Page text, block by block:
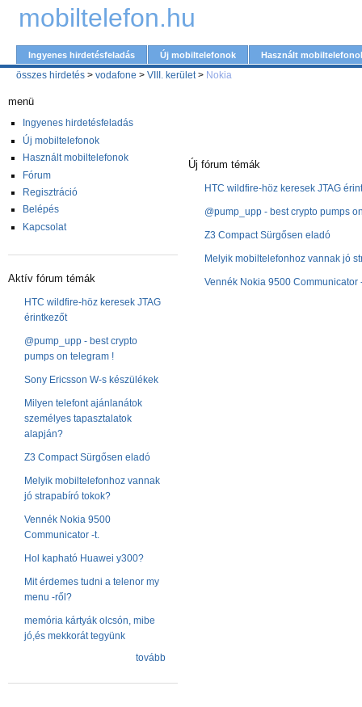
mobiltelefon.hu
Ingyenes hirdetésfeladás Új mobiltelefonok Használt
összes hirdetés > vodafone > VIII. kerület> Nokia
menü
Ingyenes hirdetésfeladás
Új mobiltelefonok
Használt mobiltelefonok
Fórum
Regisztráció
Belépés
Kapcsolat
Aktív fórum témák
HTC wildfire-höz keresek JTAG
érintkezőt
@pump_upp - best crypto
pumps on telegram !
Sony Ericsson W-s készülékek
Milyen telefont ajánlanátok
személyes tapasztalatok
alapján?
Z3 Compact Sürgősen eladó
Melyik mobiltelefonhoz vannak
jó strapabíró tokok?
Vennék Nokia 9500
Communicator -t.
Hol kapható Huawei y300?
Mit érdemes tudni a telenor my
menu -ről?
memória kártyák olcsón, mibe
jó,és mekkorát tegyünk
tovább
Új fórum témák
HTC wildfire-höz keresek JTAG
@pump_upp - best crypto pumps
Z3 Compact Sürgősen eladó
Melyik mobiltelefonhoz vannak jó
Vennék Nokia 9500 Communicator